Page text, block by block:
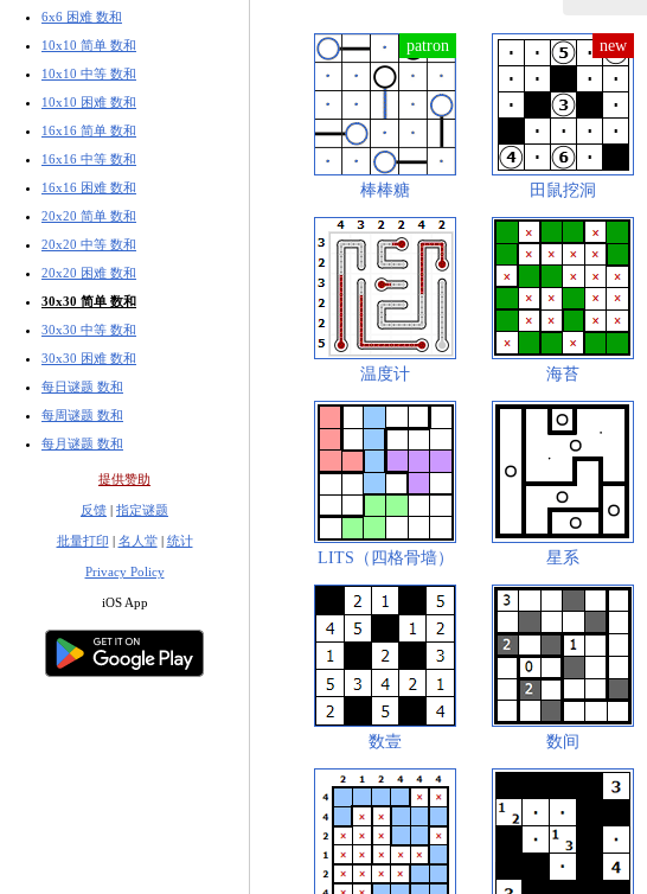
6x6 困难 数和
10x10 简单 数和
10x10 中等 数和
10x10 困难 数和
16x16 简单 数和
16x16 中等 数和
16x16 困难 数和
20x20 简单 数和
20x20 中等 数和
20x20 困难 数和
30x30 简单 数和
30x30 中等 数和
30x30 困难 数和
每日谜题 数和
每周谜题 数和
每月谜题 数和
提供赞助
反馈 | 指定谜题
批量打印 | 名人堂| 统计
Privacy Policy
iOS App
棒棒糖 田鼠挖洞
温度计 海苔
LITS（四格骨墙） 星系
数壹 数间